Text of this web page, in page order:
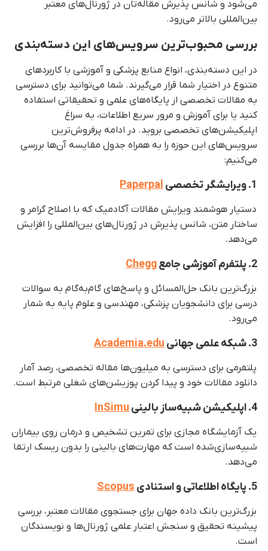
می‌شود و شانس پذیرش مقاله‌تان در ژورنال‌های معتبر
بین‌المللی بالاتر می‌رود.
بررسی محبوب‌ترین سرویس‌های این دسته‌بندی
در این دسته‌بندی، انواع منابع پزشکی و آموزشی با کاربردهای
متنوع در اختیار شما قرار می‌گیرند. شما می‌توانید برای دسترسی
به مقالات تخصصی از پایگاه‌های علمی و تحقیقاتی استفاده
کنید یا برای آموزش و مرور سریع اطلاعات، به سراغ
اپلیکیشن‌های تخصصی بروید. در ادامه پرفروش‌ترین
سرویس‌های این حوزه را به همراه جدول مقایسه آن‌ها بررسی
می‌کنیم:
1. ویرایشگر تخصصی Paperpal
دستیار هوشمند ویرایش مقالات آکادمیک که با اصلاح گرامر و
ساختار متن، شانس پذیرش در ژورنال‌های بین‌المللی را افزایش
می‌دهد.
2. پلتفرم آموزشی جامع Chegg
بزرگ‌ترین بانک حل‌المسائل و پاسخ‌های گام‌به‌گام به سوالات
درسی برای دانشجویان پزشکی، مهندسی و علوم پایه به شمار
می‌رود.
3. شبکه علمی جهانی Academia.edu
پلتفرمی برای دسترسی به میلیون‌ها مقاله تخصصی، رصد آمار
دانلود مقالات خود و پیدا کردن پوزیشن‌های شغلی مرتبط است.
4. اپلیکیشن شبیه‌ساز بالینی InSimu
یک آزمایشگاه مجازی برای تمرین تشخیص و درمان روی بیماران
شبیه‌سازی‌شده است که مهارت‌های بالینی را بدون ریسک ارتقا
می‌دهد.
5. پایگاه اطلاعاتی و استنادی Scopus
بزرگ‌ترین بانک داده جهان برای جستجوی مقالات معتبر، بررسی
پیشینه تحقیق و سنجش اعتبار علمی ژورنال‌ها و نویسندگان
است.